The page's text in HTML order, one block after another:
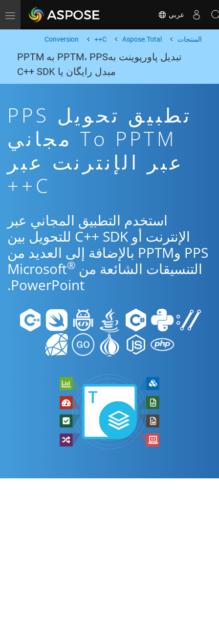
Toggle navigation عربي
المنتجات Aspose.Total
C++
Conversion
تبدیل پاورپوینت بهPPTM، PPS به PPTM
مبدل رایگان یا C++ SDK
تطبيق تحويل PPS
To PPTM مجاني
عبر الإنترنت عبر
C++
استخدم التطبيق المجاني عبر
الإنترنت أو C++ SDK للتحويل بين
PPS وPPTM بالإضافة إلى العديد من
التنسيقات الشائعة من Microsoft ®
PowerPoint.